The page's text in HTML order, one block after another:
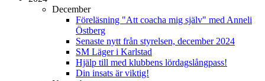
December
Föreläsning "Att coacha mig själv" med Anneli
Östberg
Senaste nytt från styrelsen, december 2024
SM Läger i Karlstad
Hjälp till med klubbens lördagslångpass!
Din insats är viktig!